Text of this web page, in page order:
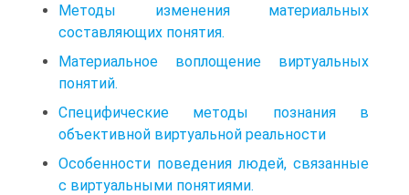
Методы изменения материальных
составляющих понятия.
Материальное воплощение виртуальных
понятий.
Специфические методы познания в
объективной виртуальной реальности
Особенности поведения людей, связанные
с виртуальными понятиями.